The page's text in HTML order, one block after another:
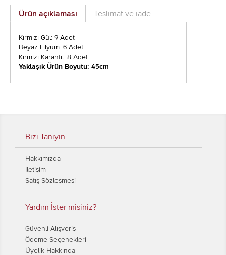
Ürün açıklaması Teslimat ve iade
Kırmızı Gül: 9 Adet
Beyaz Lilyum: 6 Adet
Kırmızı Karanfil: 8 Adet
Yaklaşık Ürün Boyutu: 45cm
Bizi Tanıyın
Hakkımızda
İletişim
Satış Sözleşmesi
Yardım İster misiniz?
Güvenli Alışveriş
Ödeme Seçenekleri
Üyelik Hakkında